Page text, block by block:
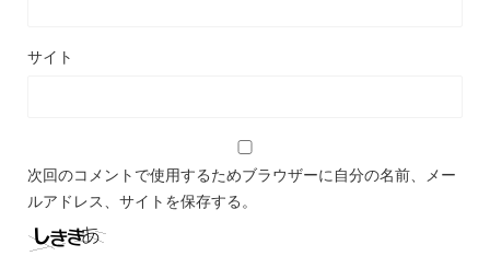
サイト
次回のコメントで使用するためブラウザーに自分の名前、メー
ルアドレス、サイトを保存する。